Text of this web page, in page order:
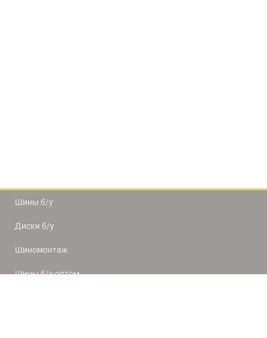
Шины б/у
Диски б/у
Шиномонтаж
Шины б/у оптом